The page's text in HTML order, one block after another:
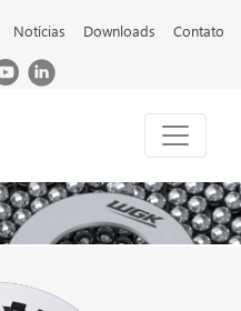
Notícias Downloads Contato